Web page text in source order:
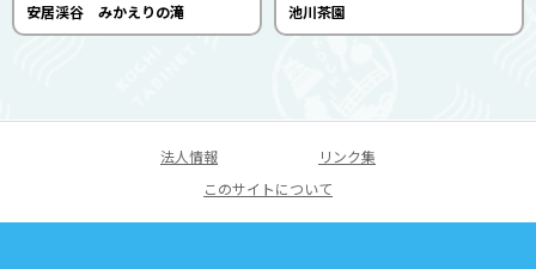
安居渓谷 みかえりの滝 池川茶園
法人情報
リンク集
このサイトについて